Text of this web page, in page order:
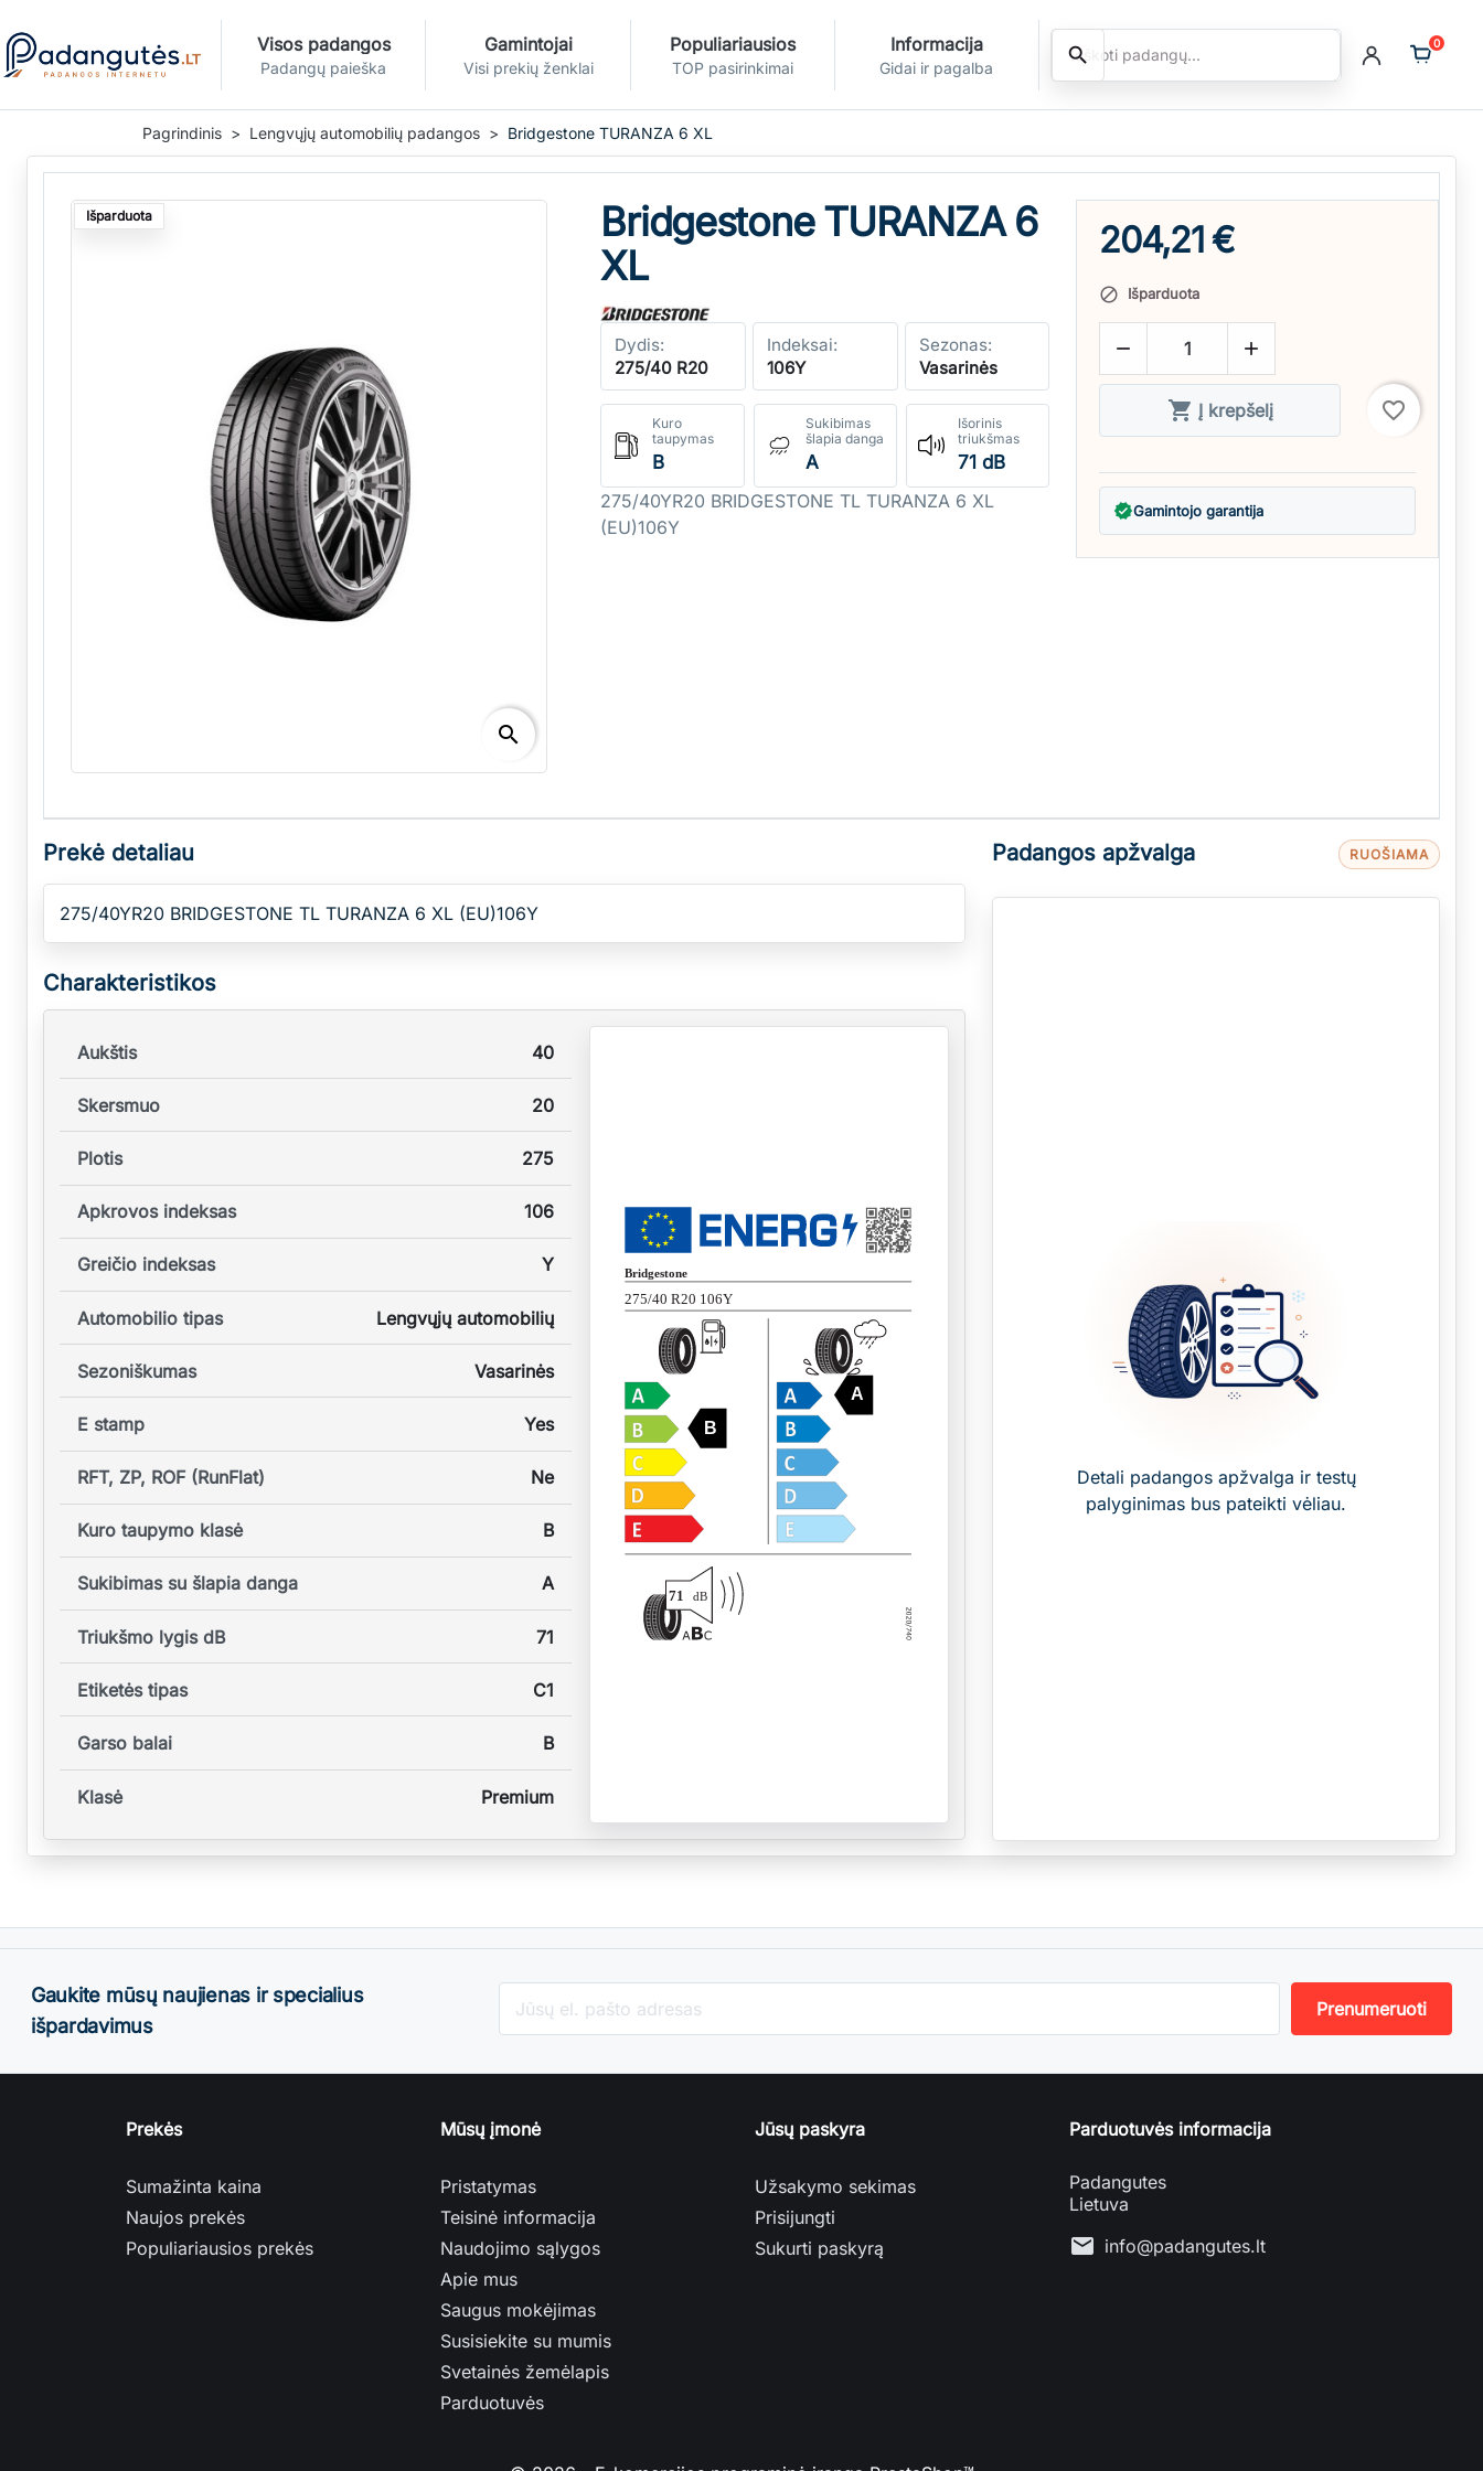
Visos padangos
Padangų paieška
Gamintojai
Visi prekių ženklai
Populiariausios
TOP pasirinkimai
Informacija
Gidai ir pagalba Ieškoti
search 0
Pagrindinis Lengvųjų automobilių padangos Bridgestone TURANZA 6 XL
Išparduota
search
Bridgestone TURANZA 6
XL
Dydis:
275/40 R20
Indeksai:
106Y
Sezonas:
Vasarinės
Kuro
taupymas
B
Sukibimas
šlapia danga
A
Išorinis
triukšmas
71 dB
275/40YR20 BRIDGESTONE TL TURANZA 6 XL
(EU)106Y
204,21 €
 Išparduota
 
 Į krepšelį favorite_border
verifiedGamintojo garantija
Prekė detaliau
275/40YR20 BRIDGESTONE TL TURANZA 6 XL (EU)106Y
Charakteristikos
Aukštis 40
Skersmuo 20
Plotis 275
Apkrovos indeksas 106
Greičio indeksas Y
Automobilio tipas Lengvųjų automobilių
Sezoniškumas Vasarinės
E stamp Yes
RFT, ZP, ROF (RunFlat) Ne
Kuro taupymo klasė B
Sukibimas su šlapia danga A
Triukšmo lygis dB 71
Etiketės tipas C1
Garso balai B
Klasė Premium
Bridgestone
275/40 R20 106Y
B
A
71 dB
Padangos apžvalga RUOŠIAMA
Detali padangos apžvalga ir testų
palyginimas bus pateikti vėliau.
Gaukite mūsų naujienas ir specialius
išpardavimus
Prekės
Sumažinta kaina
Naujos prekės
Populiariausios prekės
Mūsų įmonė
Pristatymas
Teisinė informacija
Naudojimo sąlygos
Apie mus
Saugus mokėjimas
Susisiekite su mumis
Svetainės žemėlapis
Parduotuvės
Jūsų paskyra
Užsakymo sekimas
Prisijungti
Sukurti paskyrą
Parduotuvės informacija
Padangutes
Lietuva
mail info@padangutes.lt